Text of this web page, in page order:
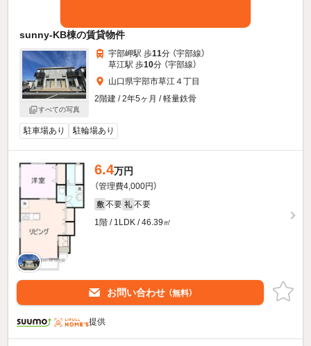
sunny-KB棟の賃貸物件
すべての写真
宇部岬駅 歩11分 （宇部線）
草江駅 歩10分 （宇部線）
山口県宇部市草江４丁目
2階建 / 2年5ヶ月 / 軽量鉄骨
駐車場あり 駐輪場あり
6.4万円
（管理費4,000円）
敷 不要 礼 不要
1階 / 1LDK / 46.39㎡
お問い合わせ （無料）
提供